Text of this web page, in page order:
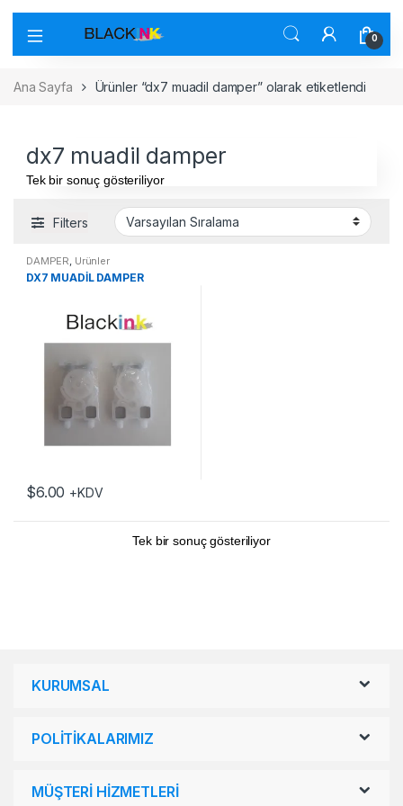
0
Ana Sayfa Ürünler “dx7 muadil damper” olarak etiketlendi
dx7 muadil damper
Tek bir sonuç gösteriliyor
Filters
DAMPER, Ürünler
DX7 MUADİL DAMPER
$6.00 +KDV
Tek bir sonuç gösteriliyor
KURUMSAL
POLİTİKALARIMIZ
MÜŞTERİ HİZMETLERİ